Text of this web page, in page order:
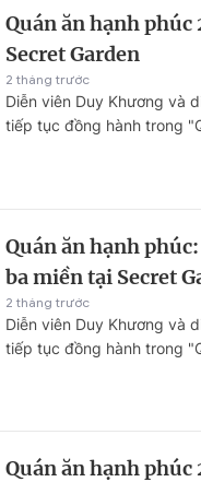
Quán ăn hạnh
Secret Garden
2 tháng trước
Diễn viên Duy Khương và
tiếp tục đồng hành trong
Quán ăn hạnh
ba miền tại Secret
2 tháng trước
Diễn viên Duy Khương và
tiếp tục đồng hành trong
Quán ăn hạnh phúc